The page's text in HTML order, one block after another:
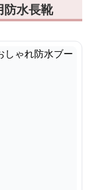
防水長靴